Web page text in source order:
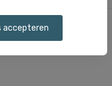
accepteren
items